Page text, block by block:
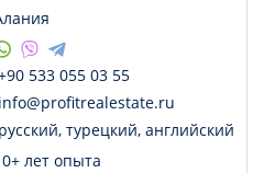
533 055 03 55
info@profitrealestate.ru
русский, турецкий, английский
лет опыта